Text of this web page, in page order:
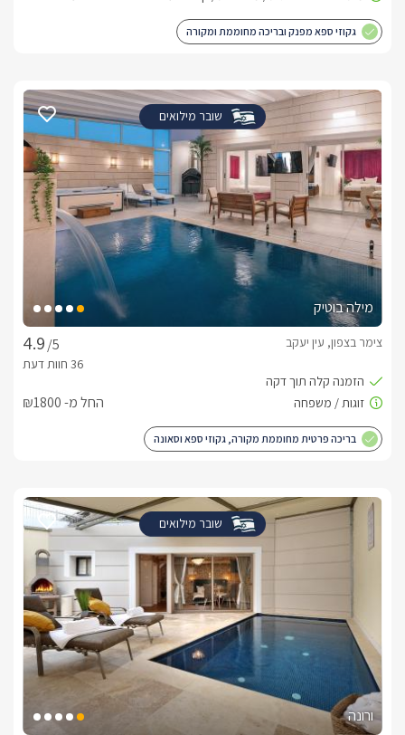
גקוזי ספא מפנק ובריכה מחוממת ומקורה
שובר מילואים
מילה בוטיק
/5
צימר בצפון, עין יעקב
החל מ- ₪1800
בריכה פרטית מחוממת מקורה, גקוזי ספא וסאונה
שובר מילואים
ורונה